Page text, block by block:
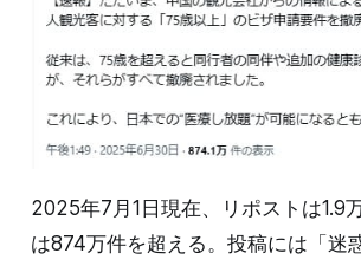
2025年7月1日現在、リポストは1.9
は874万件を超える。投稿には「迷